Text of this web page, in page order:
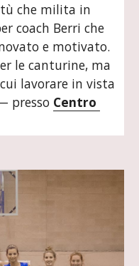
che milita in
coach Berri che
e motivato.
le canturine, ma
lavorare in vista
presso Centro